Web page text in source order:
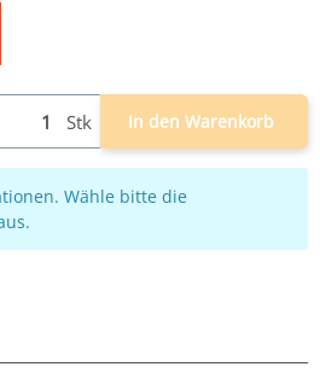
Stk In den Warenkorb
Wähle bitte die